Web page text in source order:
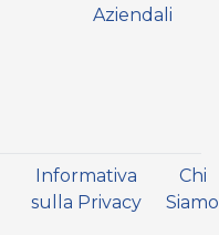
Aziendali
Informativa
sulla Privacy
Chi
Siamo